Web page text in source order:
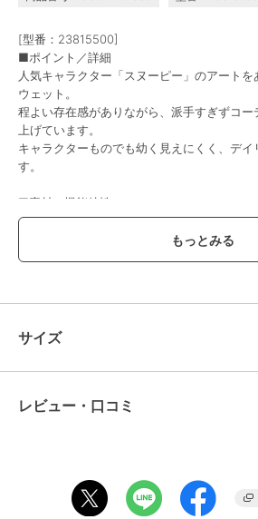
[型番：23815500]
■ポイント／詳細
人気キャラクター「スヌーピー」のアート
ウェット。
程よい存在感がありながら、派手すぎずコ
上げています。
キャラクターものでも幼く見えにくく、デ
す。
■素材／機能特性
柔らかく裏面が心地よいスウェット素材で
適度な厚みなので、季節の変わり目から冬の
■おすすめコーディネート
アウターの下からロゴやスヌーピーがちら
す。また、パソコン・スマートフォンなどの
画像のカラーが異なる場合もございます。
サイズ
レビュー・口コミ